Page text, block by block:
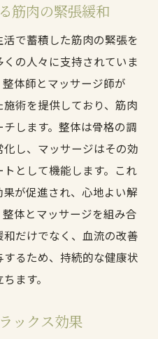
鍼灸体験
の調和
の解放感
の深い癒し
える鍼灸の魅力
ビネーションで室戸市
る二つの技術
活力回復を同時に
的な健康ケア
組み合わせの利点
自然療法の新しいアプ
筋肉の緊張緩和
で蓄積した筋肉の緊張を
の人々に支持されていま
体師とマッサージ師が
術を提供しており、筋肉
します。整体は骨格の調
し、マッサージはその効
として機能します。これ
が促進され、心地よい解
体とマッサージを組み合
だけでなく、血流の改善
るため、持続的な健康状
ます。
ックス効果